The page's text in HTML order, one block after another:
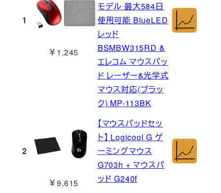
1
￥1,245
モデル 最大584日
使用可能 BlueLED
レッド
BSMBW315RD &
エレコム マウスパッ
ド レーザー&光学式
マウス対応(ブラッ
ク) MP-113BK
2
￥9,615
【マウスパッドセッ
ト】 Logicool G ゲ
ーミングマウス
G703h + マウスパ
ッド G240f